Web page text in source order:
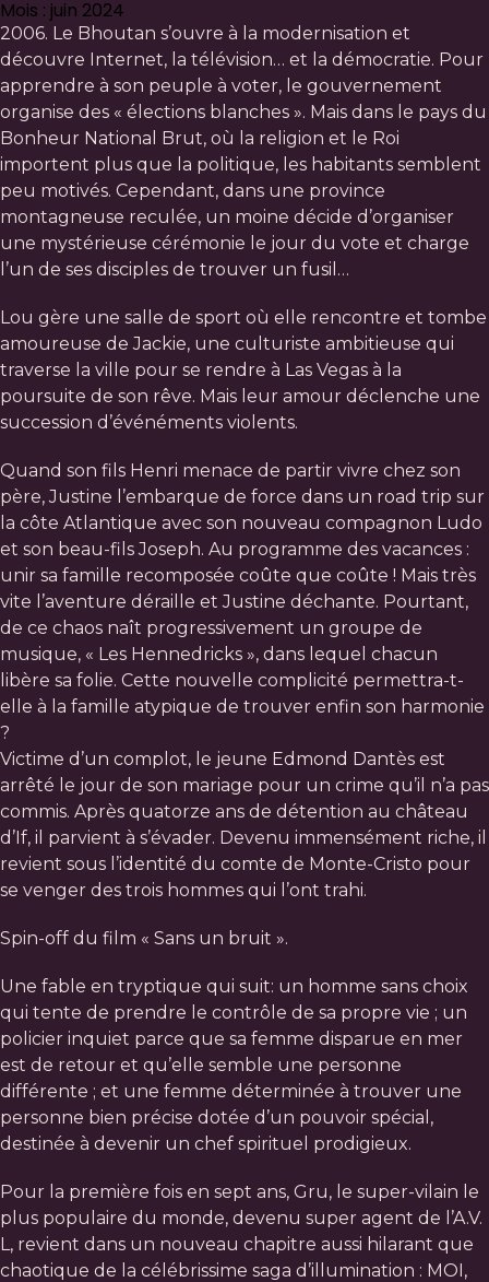
Mois : juin 2024
2006. Le Bhoutan s’ouvre à la modernisation et
découvre Internet, la télévision… et la démocratie. Pour
apprendre à son peuple à voter, le gouvernement
organise des « élections blanches ». Mais dans le pays du
Bonheur National Brut, où la religion et le Roi
importent plus que la politique, les habitants semblent
peu motivés. Cependant, dans une province
montagneuse reculée, un moine décide d’organiser
une mystérieuse cérémonie le jour du vote et charge
l’un de ses disciples de trouver un fusil…
Lou gère une salle de sport où elle rencontre et tombe
amoureuse de Jackie, une culturiste ambitieuse qui
traverse la ville pour se rendre à Las Vegas à la
poursuite de son rêve. Mais leur amour déclenche une
succession d’événéments violents.
Quand son fils Henri menace de partir vivre chez son
père, Justine l’embarque de force dans un road trip sur
la côte Atlantique avec son nouveau compagnon Ludo
et son beau-fils Joseph. Au programme des vacances :
unir sa famille recomposée coûte que coûte ! Mais très
vite l’aventure déraille et Justine déchante. Pourtant,
de ce chaos naît progressivement un groupe de
musique, « Les Hennedricks », dans lequel chacun
libère sa folie. Cette nouvelle complicité permettra-t-
elle à la famille atypique de trouver enfin son harmonie
?
Victime d’un complot, le jeune Edmond Dantès est
arrêté le jour de son mariage pour un crime qu’il n’a pas
commis. Après quatorze ans de détention au château
d’If, il parvient à s’évader. Devenu immensément riche, il
revient sous l’identité du comte de Monte-Cristo pour
se venger des trois hommes qui l’ont trahi.
Spin-off du film « Sans un bruit ».
Une fable en tryptique qui suit: un homme sans choix
qui tente de prendre le contrôle de sa propre vie ; un
policier inquiet parce que sa femme disparue en mer
est de retour et qu’elle semble une personne
différente ; et une femme déterminée à trouver une
personne bien précise dotée d’un pouvoir spécial,
destinée à devenir un chef spirituel prodigieux.
Pour la première fois en sept ans, Gru, le super-vilain le
plus populaire du monde, devenu super agent de l’A.V.
L, revient dans un nouveau chapitre aussi hilarant que
chaotique de la célébrissime saga d’illumination : MOI,